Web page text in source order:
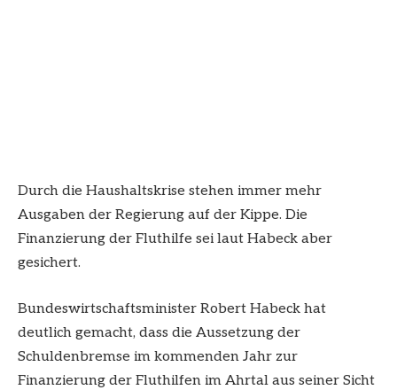
Durch die Haushaltskrise stehen immer mehr
Ausgaben der Regierung auf der Kippe. Die
Finanzierung der Fluthilfe sei laut Habeck aber
gesichert.
Bundeswirtschaftsminister Robert Habeck hat
deutlich gemacht, dass die Aussetzung der
Schuldenbremse im kommenden Jahr zur
Finanzierung der Fluthilfen im Ahrtal aus seiner Sicht